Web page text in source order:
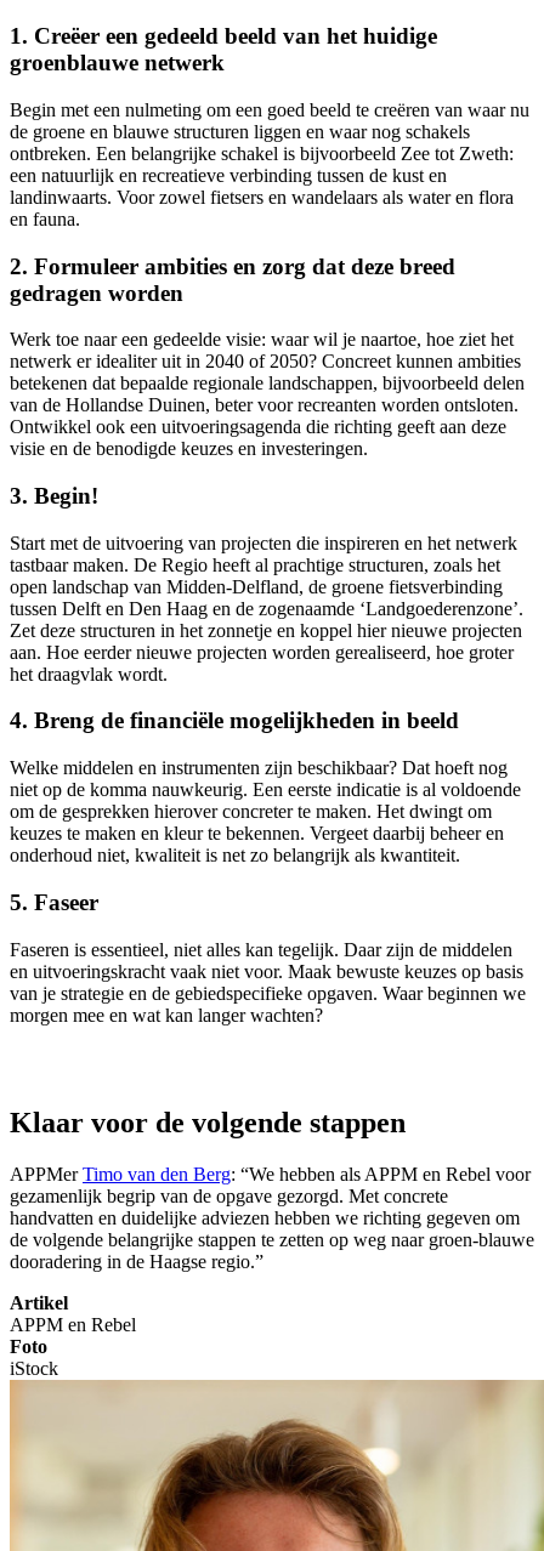
1. Creëer een gedeeld beeld van het huidige
groenblauwe netwerk
Begin met een nulmeting om een goed beeld te creëren van waar nu
de groene en blauwe structuren liggen en waar nog schakels
ontbreken. Een belangrijke schakel is bijvoorbeeld Zee tot Zweth:
een natuurlijk en recreatieve verbinding tussen de kust en
landinwaarts. Voor zowel fietsers en wandelaars als water en flora
en fauna.
2. Formuleer ambities en zorg dat deze breed
gedragen worden
Werk toe naar een gedeelde visie: waar wil je naartoe, hoe ziet het
netwerk er idealiter uit in 2040 of 2050? Concreet kunnen ambities
betekenen dat bepaalde regionale landschappen, bijvoorbeeld delen
van de Hollandse Duinen, beter voor recreanten worden ontsloten.
Ontwikkel ook een uitvoeringsagenda die richting geeft aan deze
visie en de benodigde keuzes en investeringen.
3. Begin!
Start met de uitvoering van projecten die inspireren en het netwerk
tastbaar maken. De Regio heeft al prachtige structuren, zoals het
open landschap van Midden-Delfland, de groene fietsverbinding
tussen Delft en Den Haag en de zogenaamde ‘Landgoederenzone’.
Zet deze structuren in het zonnetje en koppel hier nieuwe projecten
aan. Hoe eerder nieuwe projecten worden gerealiseerd, hoe groter
het draagvlak wordt.
4. Breng de financiële mogelijkheden in beeld
Welke middelen en instrumenten zijn beschikbaar? Dat hoeft nog
niet op de komma nauwkeurig. Een eerste indicatie is al voldoende
om de gesprekken hierover concreter te maken. Het dwingt om
keuzes te maken en kleur te bekennen. Vergeet daarbij beheer en
onderhoud niet, kwaliteit is net zo belangrijk als kwantiteit.
5. Faseer
Faseren is essentieel, niet alles kan tegelijk. Daar zijn de middelen
en uitvoeringskracht vaak niet voor. Maak bewuste keuzes op basis
van je strategie en de gebiedspecifieke opgaven. Waar beginnen we
morgen mee en wat kan langer wachten?
Klaar voor de volgende stappen
APPMerTimo van den Berg: “We hebben als APPM en Rebel voor
gezamenlijk begrip van de opgave gezorgd. Met concrete
handvatten en duidelijke adviezen hebben we richting gegeven om
de volgende belangrijke stappen te zetten op weg naar groen-blauwe
dooradering in de Haagse regio.”
Artikel
APPM en Rebel
Foto
iStock